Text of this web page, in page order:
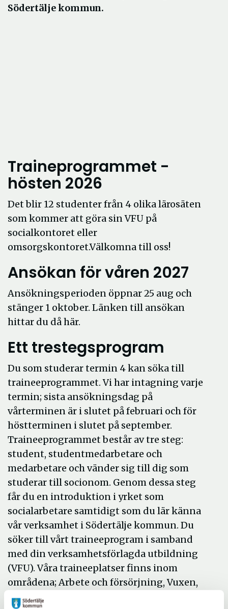
Södertälje kommun.
Traineprogrammet -
hösten 2026
Det blir 12 studenter från 4 olika lärosäten
som kommer att göra sin VFU på
socialkontoret eller
omsorgskontoret.Välkomna till oss!
Ansökan för våren 2027
Ansökningsperioden öppnar 25 aug och
stänger 1 oktober. Länken till ansökan
hittar du då här.
Ett trestegsprogram
Du som studerar termin 4 kan söka till
traineeprogrammet. Vi har intagning varje
termin; sista ansökningsdag på
vårterminen är i slutet på februari och för
höstterminen i slutet på september.
Traineeprogrammet består av tre steg:
student, studentmedarbetare och
medarbetare och vänder sig till dig som
studerar till socionom. Genom dessa steg
får du en introduktion i yrket som
socialarbetare samtidigt som du lär känna
vår verksamhet i Södertälje kommun. Du
söker till vårt traineeprogram i samband
med din verksamhetsförlagda utbildning
(VFU). Våra traineeplatser finns inom
områdena; Arbete och försörjning, Vuxen,
Barn och ungdom på socialkontoret samt på